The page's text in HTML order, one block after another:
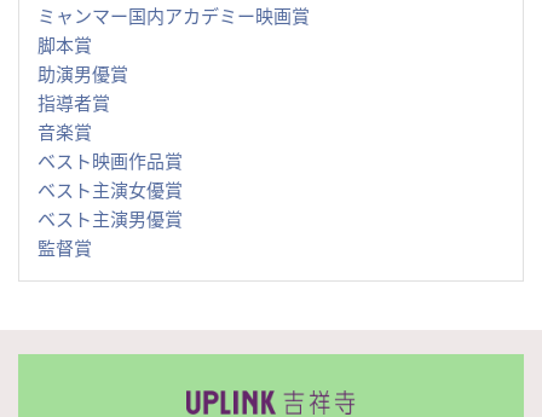
ミャンマー国内アカデミー映画賞
脚本賞
助演男優賞
指導者賞
音楽賞
ベスト映画作品賞
ベスト主演女優賞
ベスト主演男優賞
監督賞